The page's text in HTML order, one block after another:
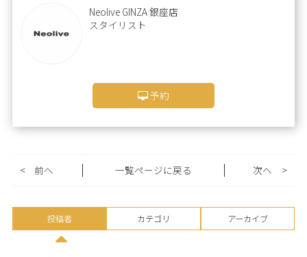
Neolive GINZA 銀座店
スタイリスト
予約
< 前へ 一覧ページに戻る >
次へ
投稿者 カテゴリ アーカイブ